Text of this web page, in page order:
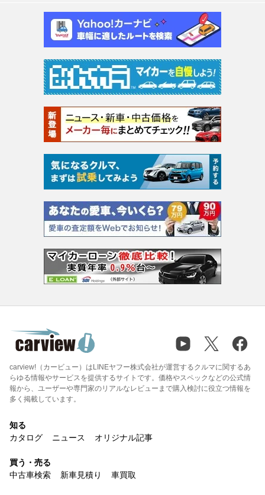
carview!（カービュー）はLINEヤフー株式会社が運営するクルマに関するあ
らゆる情報やサービスを提供するサイトです。価格やスペックなどの公式情
報から、ユーザーや専門家のリアルなレビューまで購入検討に役立つ情報を
多く掲載しています。
知る
カタログ
ニュース オリジナル記事
買う・売る
中古車検索
新車見積り 車買取